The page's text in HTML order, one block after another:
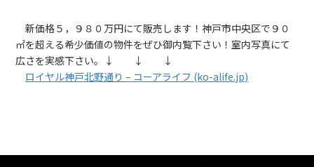
新価格５，９８０万円にて販売します！神戸市中央区で９０
㎡を超える希少価値の物件をぜひ御内覧下さい！室内写真にて
広さを実感下さい。↓ ↓ ↓
ロイヤル神戸北野通り – コーアライフ (ko-alife.jp)